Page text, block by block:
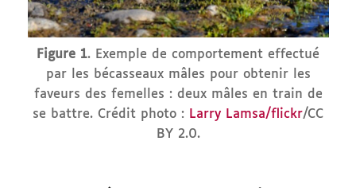
Figure 1. Exemple de comportement effectué
par les bécasseaux mâles pour obtenir les
faveurs des femelles : deux mâles en train de
se battre. Crédit photo : Larry Lamsa/flickr/CC
BY 2.0.